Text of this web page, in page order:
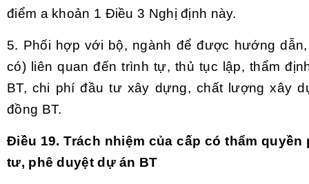
điểm a khoản 1 Điều 3 Nghị định này.
5. Phối hợp với bộ, ngành để được hướng
có) liên quan đến trình tự, thủ tục lập, thẩm
BT, chi phí đầu tư xây dựng, chất lượng xây
đồng BT.
Điều 19. Trách nhiệm của cấp có thẩm
tư, phê duyệt dự án BT